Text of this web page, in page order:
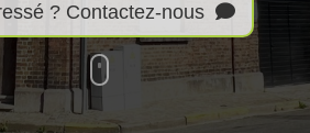
? Contactez-nous